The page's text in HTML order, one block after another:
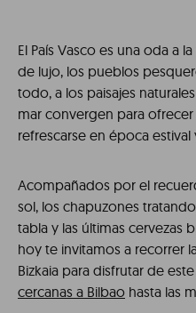
El País Vasco es una oda a
de lujo, los pueblos
todo, a los paisajes
mar convergen para ofrecer
refrescarse en época
Acompañados por el
sol, los chapuzones
tabla y las últimas cervezas
hoy te invitamos a recorrer
Bizkaia para disfrutar de
cercanas a Bilbao hasta las